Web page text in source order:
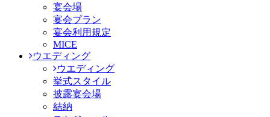
宴会場
宴会プラン
宴会利用規定
MICE
ウエディング
ウエディング
挙式スタイル
披露宴会場
結納